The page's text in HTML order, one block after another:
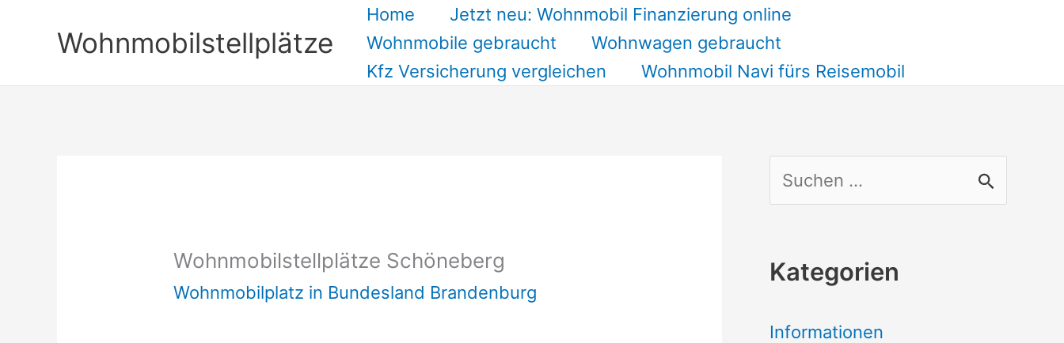
Wohnmobilstellplätze
Home
Jetzt neu: Wohnmobil Finanzierung online
Wohnmobile gebraucht
Wohnwagen gebraucht
Kfz Versicherung vergleichen
Wohnmobil Navi fürs Reisemobil
Wohnmobilstellplätze Schöneberg
Wohnmobilplatz in Bundesland Brandenburg
u
h
Kategorien
Informationen